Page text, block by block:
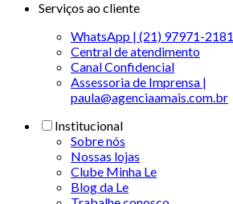
Serviços ao cliente
WhatsApp | (21) 97971-2181
Central de atendimento
Canal Confidencial
Assessoria de Imprensa |
paula@agenciaamais.com.br
Institucional
Sobre nós
Nossas lojas
Clube Minha Le
Blog da Le